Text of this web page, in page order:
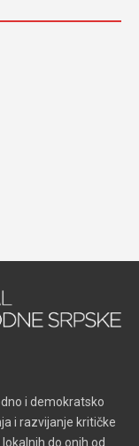
i demokratsko
i razvijanje kritičke
do onih od